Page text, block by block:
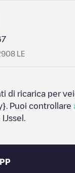
LE
di ricarica per
. Puoi controllare